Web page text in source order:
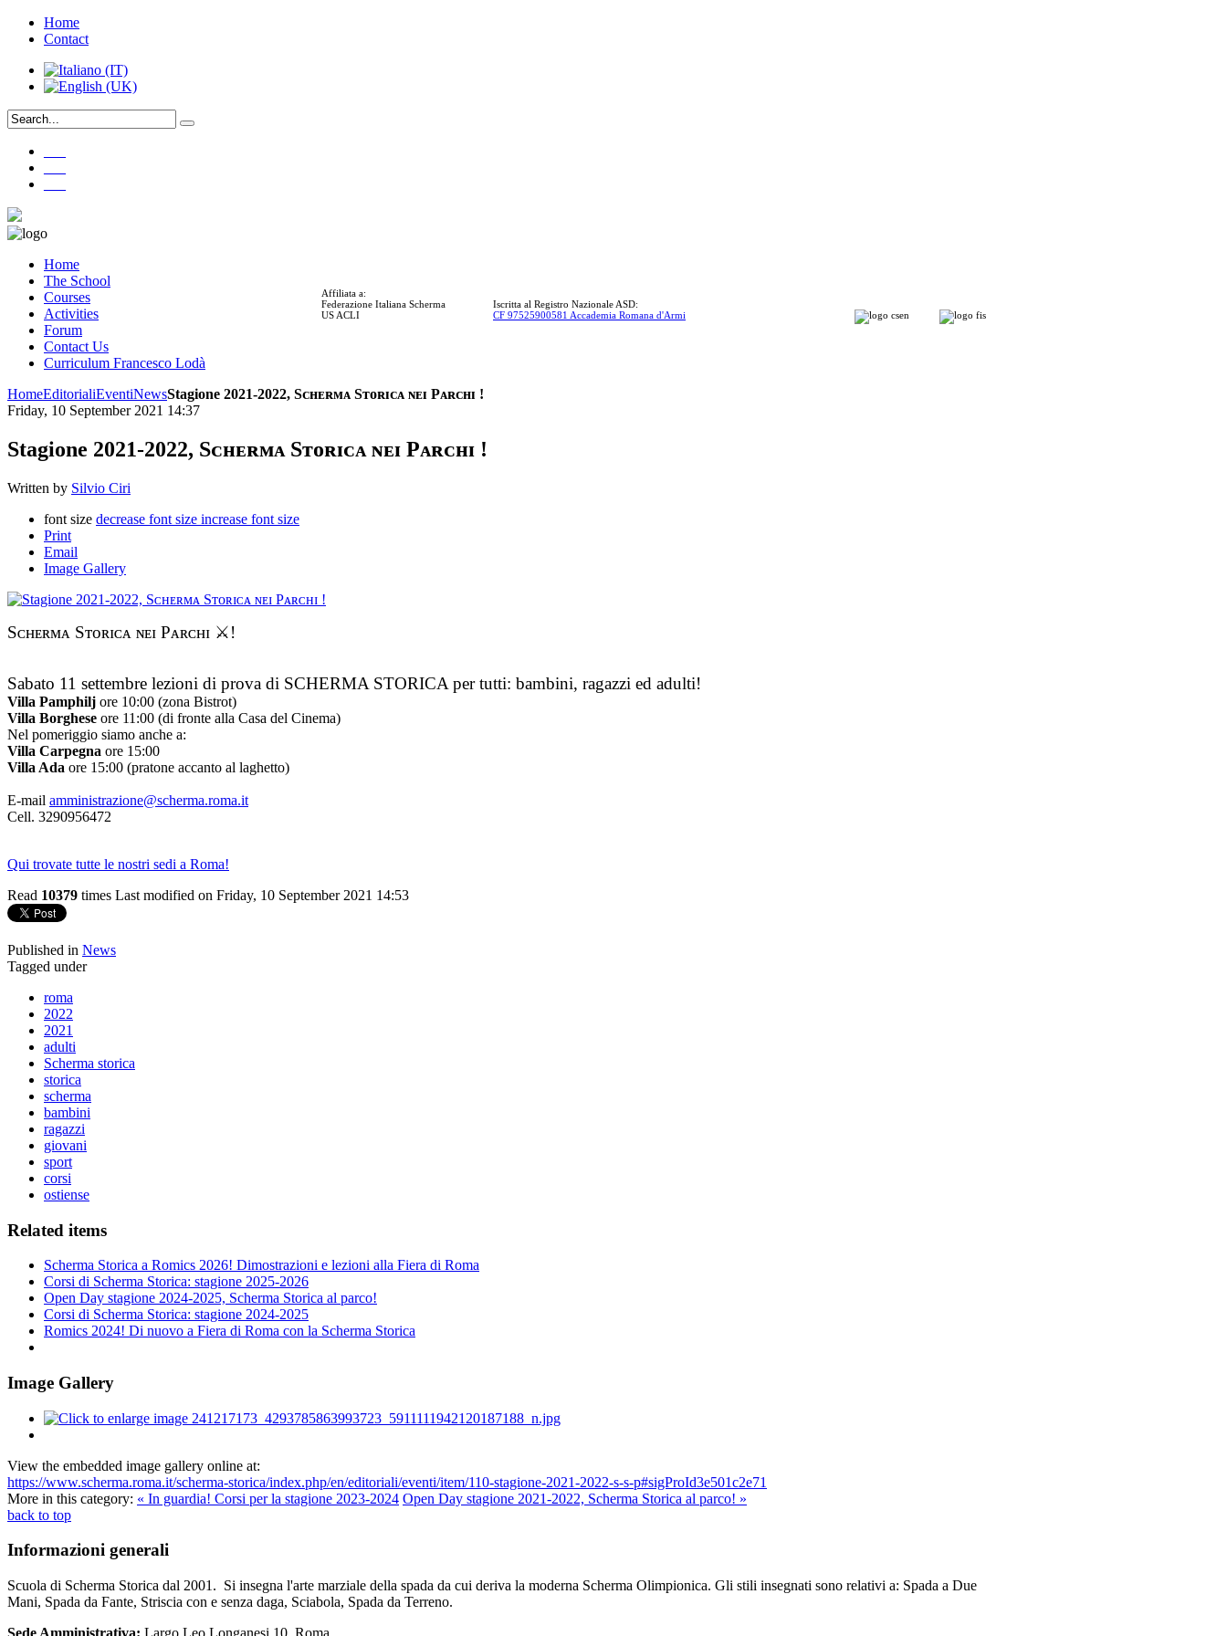
Home
Contact
Affiliata a:
Federazione Italiana Scherma
US ACLI
Iscritta al Registro Nazionale ASD:
CF 97525900581 Accademia Romana d'Armi
Home
The School
Courses
Activities
Forum
Contact Us
Curriculum Francesco Lodà
HomeEditorialiEventiNewsStagione 2021-2022, Sᴄʜᴇʀᴍᴀ Sᴛᴏʀɪᴄᴀ ɴᴇɪ Pᴀʀᴄʜɪ !
Friday, 10 September 2021 14:37
Stagione 2021-2022, Sᴄʜᴇʀᴍᴀ Sᴛᴏʀɪᴄᴀ ɴᴇɪ Pᴀʀᴄʜɪ !
Written by Silvio Ciri
font size decrease font size increase font size
Print
Email
Image Gallery
Sᴄʜᴇʀᴍᴀ Sᴛᴏʀɪᴄᴀ ɴᴇɪ Pᴀʀᴄʜɪ ⚔️!
Sabato 11 settembre lezioni di prova di SCHERMA STORICA per tutti: bambini, ragazzi ed adulti!
Villa Pamphilj ore 10:00 (zona Bistrot)
Villa Borghese ore 11:00 (di fronte alla Casa del Cinema)
Nel pomeriggio siamo anche a:
Villa Carpegna ore 15:00
Villa Ada ore 15:00 (pratone accanto al laghetto)
E-mail amministrazione@scherma.roma.it
Cell. 3290956472
Qui trovate tutte le nostri sedi a Roma!
Read 10379 times Last modified on Friday, 10 September 2021 14:53
Published in News
Tagged under
roma
2022
2021
adulti
Scherma storica
storica
scherma
bambini
ragazzi
giovani
sport
corsi
ostiense
Related items
Scherma Storica a Romics 2026! Dimostrazioni e lezioni alla Fiera di Roma
Corsi di Scherma Storica: stagione 2025-2026
Open Day stagione 2024-2025, Scherma Storica al parco!
Corsi di Scherma Storica: stagione 2024-2025
Romics 2024! Di nuovo a Fiera di Roma con la Scherma Storica
Image Gallery
View the embedded image gallery online at:
https://www.scherma.roma.it/scherma-storica/index.php/en/editoriali/eventi/item/110-stagione-2021-2022-s-s-p#sigProId3e501c2e71
More in this category: « In guardia! Corsi per la stagione 2023-2024 Open Day stagione 2021-2022, Scherma Storica al parco! »
back to top
Informazioni generali
Scuola di Scherma Storica dal 2001. Si insegna l'arte marziale della spada da cui deriva la moderna Scherma Olimpionica. Gli stili insegnati sono relativi a: Spada a Due
Mani, Spada da Fante, Striscia con e senza daga, Sciabola, Spada da Terreno.